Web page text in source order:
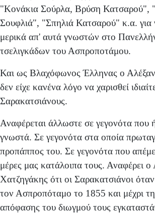
"Κονάκια Σούρλα, Βρύση Κατσαρού",
Σουφλιά", "Σπηλιά Κατσαρού" κ.α.
μερικά απ' αυτά γνωστών στο
τσελιγκάδων του Ασπροποτάμου.
Και ως Βλαχόφωνος Έλληνας ο
δεν είχε κανένα λόγο να χαρισθεί
Σαρακατσιάνους.
Αναφέρεται άλλωστε σε γεγονότα που
γνωστά. Σε γεγονότα στα οποία
προπάππος του. Σε γεγονότα που
μέρες μας κατάλοιπα τους. Αναφέρει ο
Χατζηγάκης ότι οι Σαρακατσιάνοι
τον Ασπροπόταμο το 1855 και μέχρι
απόφασης του διωγμού τους